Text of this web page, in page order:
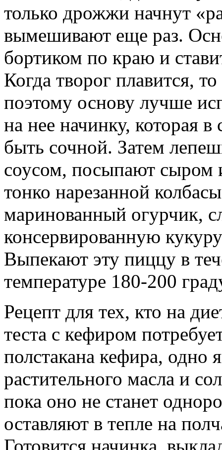
только дрожжи начнут
вымешивают еще раз.
бортиком по краю и
Когда творог плавится,
поэтому основу лучше
на нее начинку, которая
быть сочной. Затем
соусом, посыпают сыром
тонко нарезанной
маринованный огурчик,
консервированную
Выпекают эту пиццу в
температуре 180-200
Рецепт для тех, кто на
теста с кефиром
полстакана кефира, одно
растительного масла и
пока оно не станет
оставляют в тепле на
Готовится начинка,